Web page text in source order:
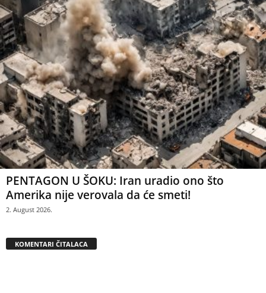
PENTAGON U ŠOKU: Iran uradio ono što
Amerika nije verovala da će smeti!
2. August 2026.
KOMENTARI ČITALACA